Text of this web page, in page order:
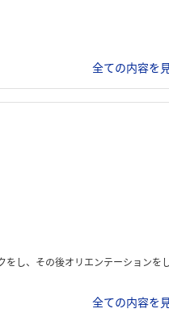
全ての内容を
ゼンテーションの準備。昼食後、一人一人プレゼン発表を行った。 発表後、オンライン座談会があり。最後に部長との個人面談があった。面談の中で志望度など聞か
全ての内容を